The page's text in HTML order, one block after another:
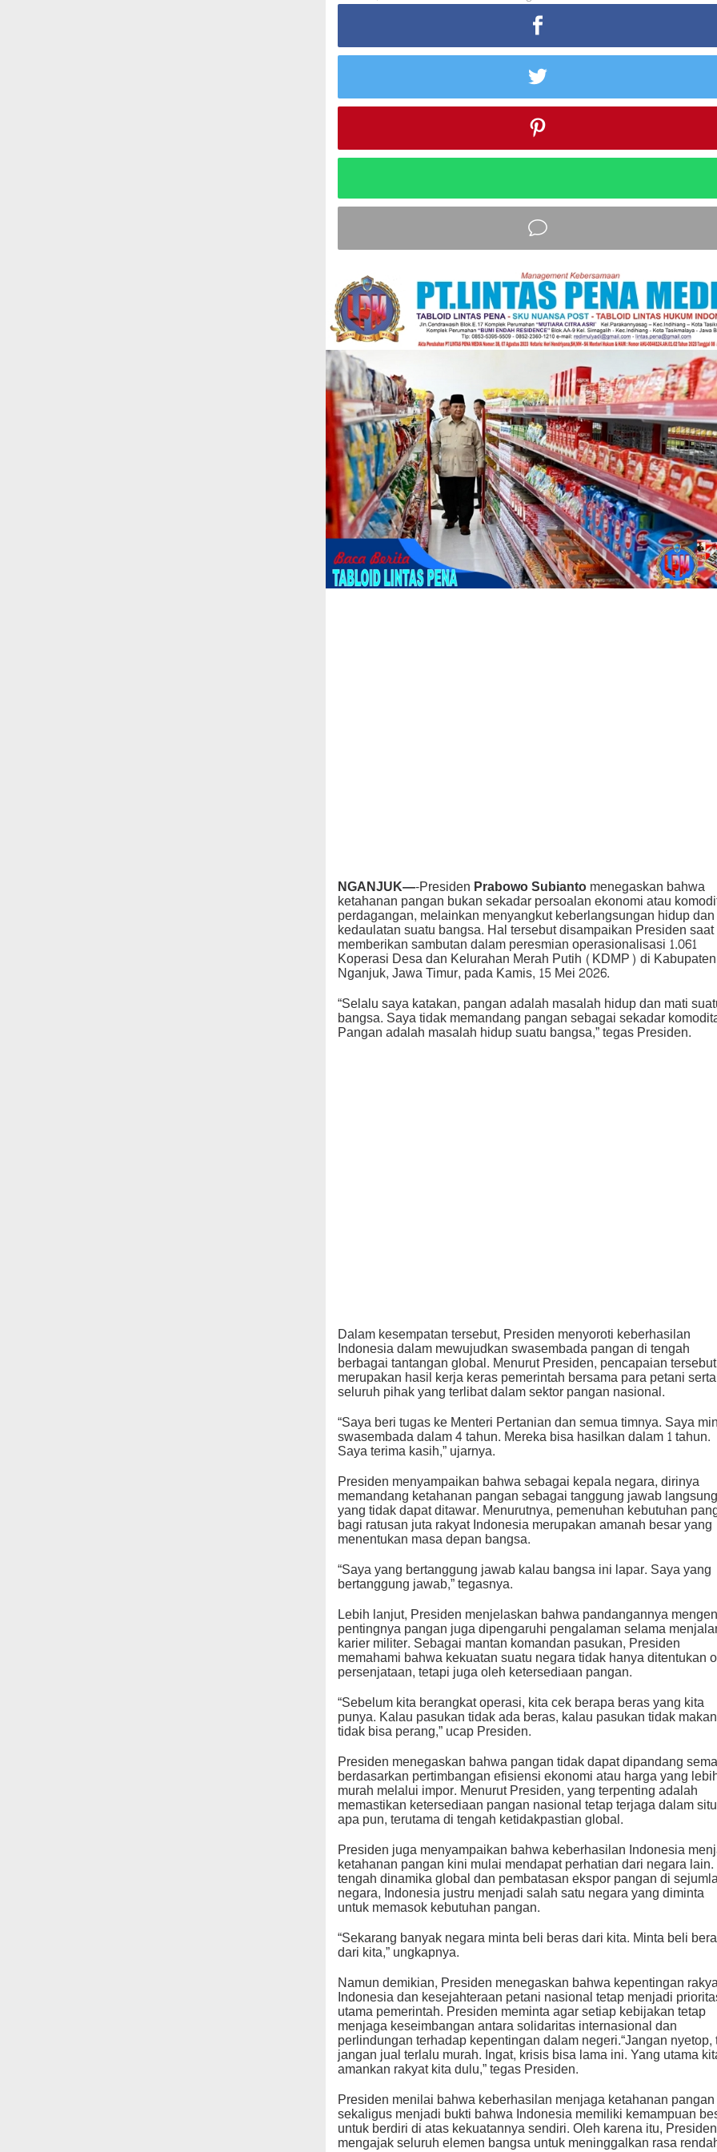
NGANJUK—-Presiden Prabowo Subiantomenegaskan bahwa
ketahanan pangan bukan sekadar persoalan ekonomi atau
perdagangan, melainkan menyangkut keberlangsungan hidup dan
kedaulatan suatu bangsa. Hal tersebut disampaikan Presiden saat
memberikan sambutan dalam peresmian operasionalisasi 1.061
Koperasi Desa dan Kelurahan Merah Putih (KDMP) di Kabupaten
Nganjuk, Jawa Timur, pada Kamis, 15 Mei 2026.
“Selalu saya katakan, pangan adalah masalah hidup dan mati
bangsa. Saya tidak memandang pangan sebagai sekadar
Pangan adalah masalah hidup suatu bangsa,” tegas Presiden.
Dalam kesempatan tersebut, Presiden menyoroti keberhasilan
Indonesia dalam mewujudkan swasembada pangan di tengah
berbagai tantangan global. Menurut Presiden, pencapaian tersebut
merupakan hasil kerja keras pemerintah bersama para petani serta
seluruh pihak yang terlibat dalam sektor pangan nasional.
“Saya beri tugas ke Menteri Pertanian dan semua timnya. Saya
swasembada dalam 4 tahun. Mereka bisa hasilkan dalam 1 tahun.
Saya terima kasih,” ujarnya.
Presiden menyampaikan bahwa sebagai kepala negara, dirinya
memandang ketahanan pangan sebagai tanggung jawab langsung
yang tidak dapat ditawar. Menurutnya, pemenuhan kebutuhan
bagi ratusan juta rakyat Indonesia merupakan amanah besar yang
menentukan masa depan bangsa.
“Saya yang bertanggung jawab kalau bangsa ini lapar. Saya yang
bertanggung jawab,” tegasnya.
Lebih lanjut, Presiden menjelaskan bahwa pandangannya
pentingnya pangan juga dipengaruhi pengalaman selama
karier militer. Sebagai mantan komandan pasukan, Presiden
memahami bahwa kekuatan suatu negara tidak hanya ditentukan
persenjataan, tetapi juga oleh ketersediaan pangan.
“Sebelum kita berangkat operasi, kita cek berapa beras yang kita
punya. Kalau pasukan tidak ada beras, kalau pasukan tidak
tidak bisa perang,” ucap Presiden.
Presiden menegaskan bahwa pangan tidak dapat dipandang
berdasarkan pertimbangan efisiensi ekonomi atau harga yang
murah melalui impor. Menurut Presiden, yang terpenting adalah
memastikan ketersediaan pangan nasional tetap terjaga dalam
apa pun, terutama di tengah ketidakpastian global.
Presiden juga menyampaikan bahwa keberhasilan Indonesia
ketahanan pangan kini mulai mendapat perhatian dari negara
tengah dinamika global dan pembatasan ekspor pangan di
negara, Indonesia justru menjadi salah satu negara yang diminta
untuk memasok kebutuhan pangan.
“Sekarang banyak negara minta beli beras dari kita. Minta beli
dari kita,” ungkapnya.
Namun demikian, Presiden menegaskan bahwa kepentingan
Indonesia dan kesejahteraan petani nasional tetap menjadi
utama pemerintah. Presiden meminta agar setiap kebijakan tetap
menjaga keseimbangan antara solidaritas internasional dan
perlindungan terhadap kepentingan dalam negeri.“Jangan nyetop,
jangan jual terlalu murah. Ingat, krisis bisa lama ini. Yang utama
amankan rakyat kita dulu,” tegas Presiden.
Presiden menilai bahwa keberhasilan menjaga ketahanan pangan
sekaligus menjadi bukti bahwa Indonesia memiliki kemampuan
untuk berdiri di atas kekuatannya sendiri. Oleh karena itu, Presiden
mengajak seluruh elemen bangsa untuk meninggalkan rasa